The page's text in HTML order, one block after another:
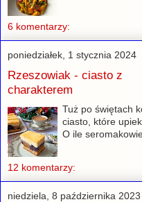
6 komentarzy:
poniedziałek, 1 stycznia 2024
Rzeszowiak - ciasto z
charakterem
Tuż po świętach
ciasto, które
O ile
12 komentarzy:
niedziela, 8 października 2023